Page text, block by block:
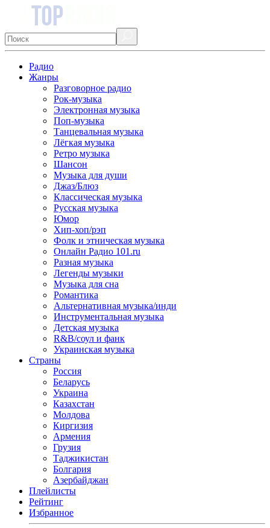
Радио
Жанры
Разговорное радио
Рок-музыка
Электронная музыка
Поп-музыка
Танцевальная музыка
Лёгкая музыка
Ретро музыка
Шансон
Музыка для души
Джаз/Блюз
Классическая музыка
Русская музыка
Юмор
Хип-хоп/рэп
Фолк и этническая музыка
Онлайн Радио 101.ru
Разная музыка
Легенды музыки
Музыка для сна
Романтика
Альтернативная музыка/инди
Инструментальная музыка
Детская музыка
R&B/cоул и фанк
Украинская музыка
Страны
Россия
Беларусь
Украина
Казахстан
Молдова
Киргизия
Армения
Грузия
Таджикистан
Болгария
Азербайджан
Плейлисты
Рейтинг
Избранное